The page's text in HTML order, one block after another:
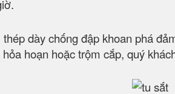
dày chống đập khoan phá
hoạn hoặc trộm cắp, quý